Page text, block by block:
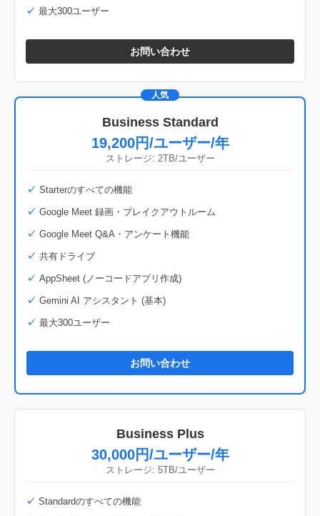
最大300ユーザー
お問い合わせ
人気
Business Standard
19,200円/ユーザー/年
ストレージ: 2TB/ユーザー
Starterのすべての機能
Google Meet 録画・ブレイクアウトルーム
Google Meet Q&A・アンケート機能
共有ドライブ
AppSheet (ノーコードアプリ作成)
Gemini AI アシスタント (基本)
最大300ユーザー
お問い合わせ
Business Plus
30,000円/ユーザー/年
ストレージ: 5TB/ユーザー
Standardのすべての機能